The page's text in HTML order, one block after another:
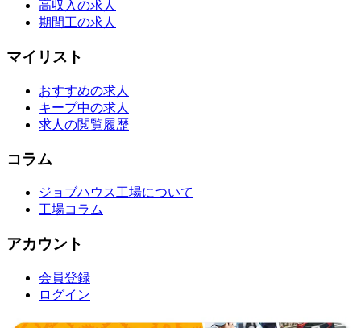
高収入の求人
期間工の求人
マイリスト
おすすめの求人
キープ中の求人
求人の閲覧履歴
コラム
ジョブハウス工場について
工場コラム
アカウント
会員登録
ログイン